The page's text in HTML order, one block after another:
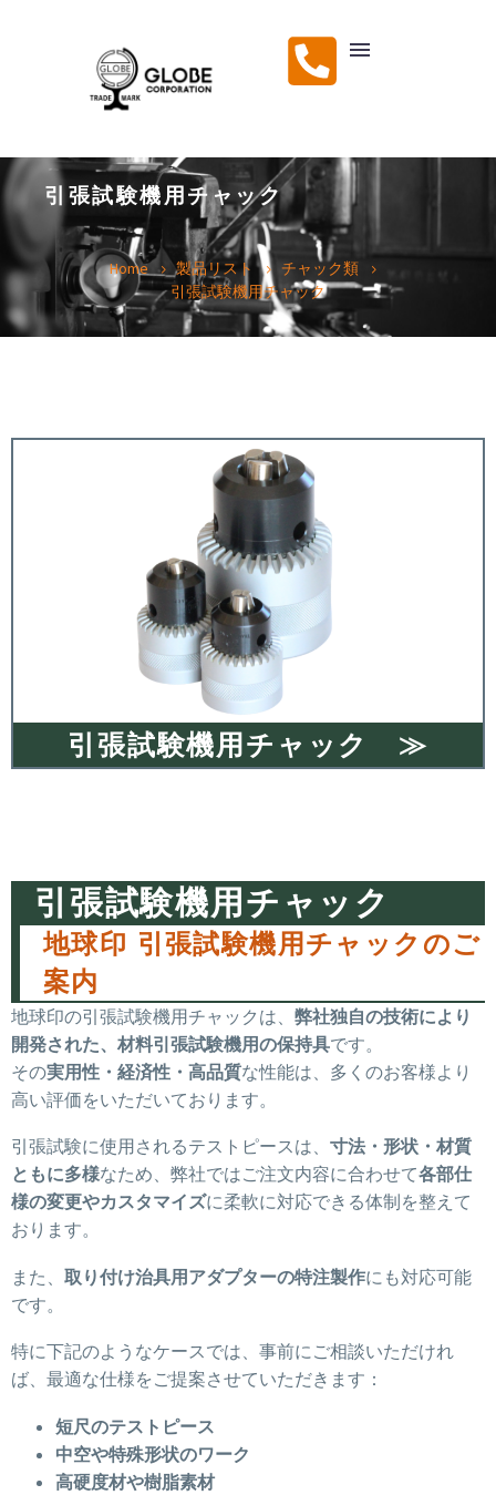
引張試験機用チャック
Home 製品リスト
チャック類
引張試験機用チャック
引張試験機用チャック ≫
引張試験機用チャック
地球印 引張試験機用チャックのご
案内
地球印の引張試験機用チャックは、 弊社独自の技術により
開発された、材料引張試験機用の保持具です。
その実用性・経済性・高品質な性能は、多くのお客様より
高い評価をいただいております。
引張試験に使用されるテストピースは、 寸法・形状・材質
ともに多様なため、弊社ではご注文内容に合わせて各部仕
様の変更やカスタマイズに柔軟に対応できる体制を整えて
おります。
また、 取り付け治具用アダプターの特注製作にも対応可能
です。
特に下記のようなケースでは、事前にご相談いただけれ
ば、最適な仕様をご提案させていただきます：
短尺のテストピース
中空や特殊形状のワーク
高硬度材や樹脂素材